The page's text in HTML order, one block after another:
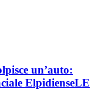
un’auto:
ElpidienseLE